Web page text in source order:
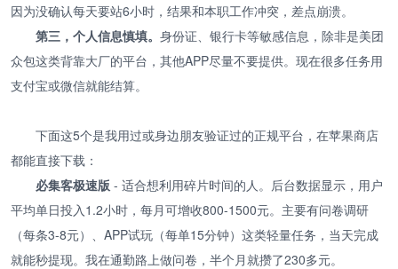
因为没确认每天要站6小时，结果和本职工作冲突，差点崩溃。
第三，个人信息慎填。 身份证、银行卡等敏感信息，除非是美团
众包这类背靠大厂的平台，其他APP尽量不要提供。现在很多任务用
支付宝或微信就能结算。
下面这5个是我用过或身边朋友验证过的正规平台，在苹果商店
都能直接下载：
必集客极速版 - 适合想利用碎片时间的人。后台数据显示，用户
平均单日投入1.2小时，每月可增收800-1500元。主要有问卷调研
（每条3-8元）、APP试玩（每单15分钟）这类轻量任务，当天完成
就能秒提现。我在通勤路上做问卷，半个月就攒了230多元。